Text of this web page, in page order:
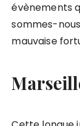
évènements
sommes-
mauvaise